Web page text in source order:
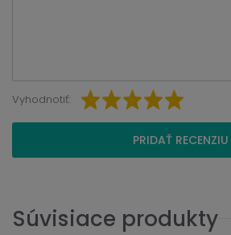
Vyhodnotiť:
PRIDAŤ RECENZIU
Súvisiace produkty